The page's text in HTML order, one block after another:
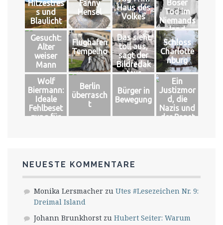
Hitzestres
s und
Blaulicht
Fanny
Hensel
Haus des
Volkes
Böser
Tod im
Niemands
land
Gesucht:
Alter
weiser
Mann
Flughafen
Tempelho
f
Das sieht
toll aus,
sagt der
Bildredak
teur
Schloss
Charlotte
nburg
Wolf
Biermann:
Ideale
Fehlbeset
zung für
Berlin
überrasch
t
Bürger in
Bewegung
Ein
Justizmor
d, die
Nazis und
der Papst
NEUESTE KOMMENTARE
Monika Lersmacher zu Utes #Lesezeichen Nr. 9:
Dreimal Island
Johann Brunkhorst zu Hubert Seiter: Warum